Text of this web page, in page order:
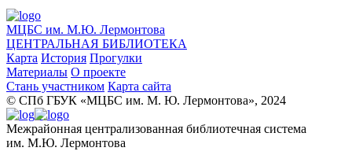
МЦБС им. М.Ю. Лермонтова
ЦЕНТРАЛЬНАЯ БИБЛИОТЕКА
Карта История Прогулки
Материалы О проекте
Стань участником Карта сайта
© CПб ГБУК «МЦБС им. М. Ю. Лермонтова», 2024
Межрайонная централизованная библиотечная система
им. М.Ю. Лермонтова